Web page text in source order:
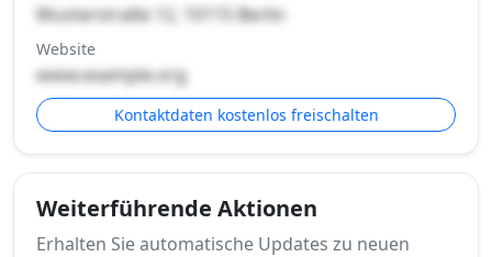
Musterstraße 12, 10115 Berlin
Website
www.example.org
Kontaktdaten kostenlos freischalten
Weiterführende Aktionen
Erhalten Sie automatische Updates zu neuen